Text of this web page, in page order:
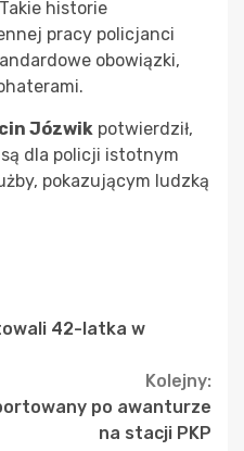
historie
pracy policjanci
obowiązki,
Józwik potwierdził,
dla policji istotnym
pokazującym ludzką
42-latka w
Kolejny:
po awanturze
na stacji PKP